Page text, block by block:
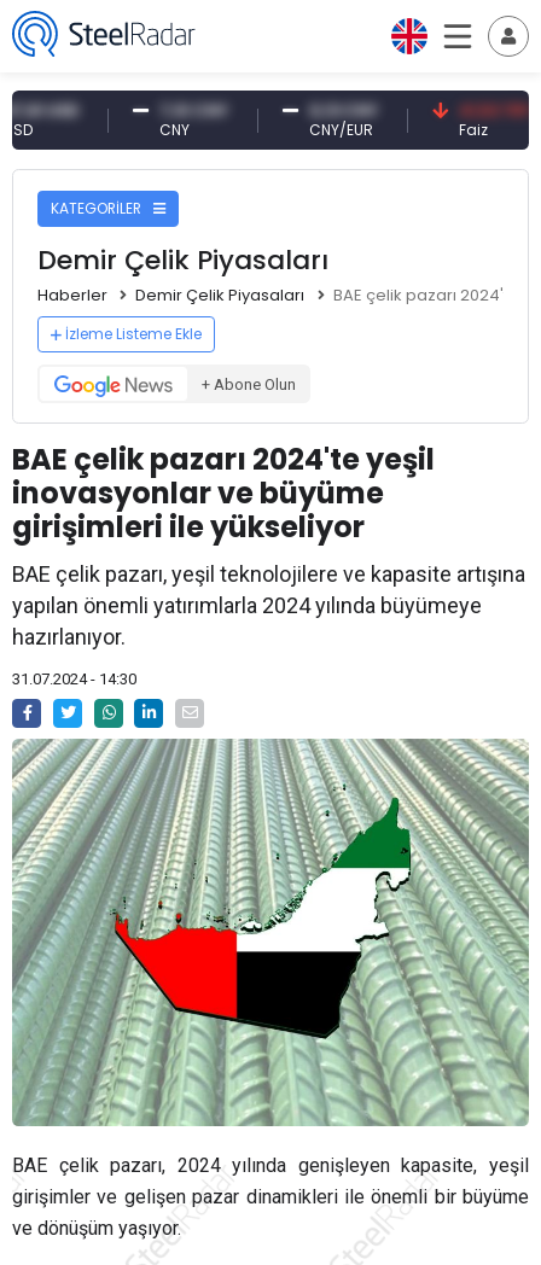
7,10 CNY
CNY
0,13 CNY
CNY/EUR
41,53 TRY
Faiz
KATEGORİLER
Demir Çelik Piyasaları
Haberler Demir Çelik Piyasaları BAE çelik pazarı 2024'te
İzleme Listeme Ekle
+ Abone Olun
BAE çelik pazarı 2024'te yeşil
inovasyonlar ve büyüme
girişimleri ile yükseliyor
BAE çelik pazarı, yeşil teknolojilere ve kapasite artışına
yapılan önemli yatırımlarla 2024 yılında büyümeye
hazırlanıyor.
31.07.2024 - 14:30
BAE çelik pazarı, 2024 yılında genişleyen kapasite, yeşil
girişimler ve gelişen pazar dinamikleri ile önemli bir büyüme
ve dönüşüm yaşıyor.